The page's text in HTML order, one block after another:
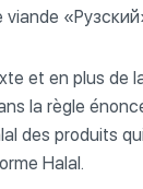
et en plus de
la règle
des produits
Halal.